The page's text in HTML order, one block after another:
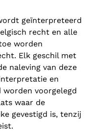
geïnterpreteerd
recht en alle
worden
Elk geschil met
naleving van deze
en
voorgelegd
waar de
gevestigd is, tenzij